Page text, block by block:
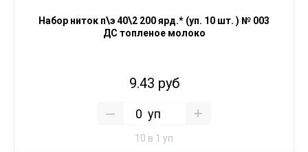
Набор ниток п\э 40\2 200 ярд.* (уп. 10 шт. ) № 003
ДС топленое молоко
9.43 руб
уп
10 в 1 уп